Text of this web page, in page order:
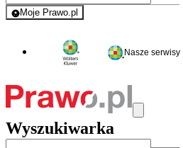
Moje Prawo.pl
- rejestracja i logowanie do serwisu
Nasze serwisy
Wyszukiwarka